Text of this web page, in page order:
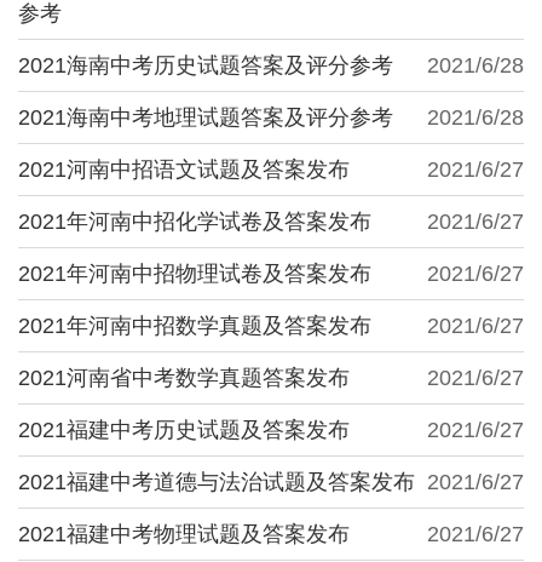
参考
2021/6/28
2021海南中考历史试题答案及评分参考
2021/6/28
2021海南中考地理试题答案及评分参考
2021/6/27
2021河南中招语文试题及答案发布
2021/6/27
2021年河南中招化学试卷及答案发布
2021/6/27
2021年河南中招物理试卷及答案发布
2021/6/27
2021年河南中招数学真题及答案发布
2021/6/27
2021河南省中考数学真题答案发布
2021/6/27
2021福建中考历史试题及答案发布
2021/6/27
2021福建中考道德与法治试题及答案发布
2021/6/27
2021福建中考物理试题及答案发布